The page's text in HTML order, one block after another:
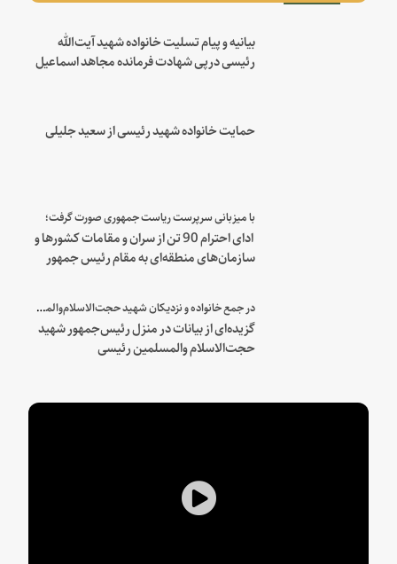
بیانیه و پیام تسلیت خانواده شهید آیت‌الله
رئیسی درپی شهادت فرمانده مجاهد اسماعیل
حمایت خانواده شهید رئیسی از سعید جلیلی
با میزبانی سرپرست ریاست جمهوری صورت گرفت؛
ادای احترام 90 تن از سران و مقامات کشورها و
سازمان‌های منطقه‌ای به مقام رئیس جمهور
در جمع خانواده و نزدیکان شهید حجت‌الاسلام‌والمسلمین رئیسی:
گزیده‌ای از بیانات در منزل رئیس‌جمهور شهید
حجت‌الاسلام والمسلمین رئیسی
Play